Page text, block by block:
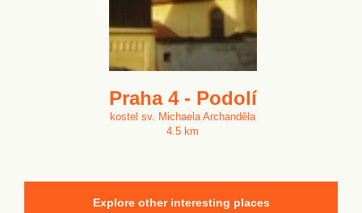
Praha 4 - Podolí
kostel sv. Michaela Archanděla
4.5 km
Explore other interesting places